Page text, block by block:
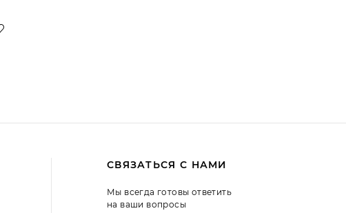
СВЯЗАТЬСЯ С НАМИ
Мы всегда готовы ответить
на ваши вопросы